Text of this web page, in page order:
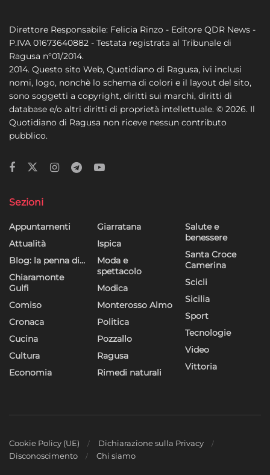
Direttore Responsabile: Felicia Rinzo - Editore QDR News -
P.IVA 01673640882 - Testata registrata al Tribunale di
Ragusa n°01/2014.
2014. Questo sito Web, Quotidiano di Ragusa, ivi inclusi
nomi, logo, nonchè lo schema di colori e il layout del sito,
sono soggetti a copyright, diritti sui marchi, diritti di
database e/o altri diritti di proprietà intellettuale. © 2026. Il
Quotidiano di Ragusa non riceve nessun contributo
pubblico.
Sezioni
Appuntamenti
Attualità
Blog: la penna di…
Chiaramonte
Gulfi
Comiso
Cronaca
Cucina
Cultura
Economia
Giarratana
Ispica
Moda e
spettacolo
Modica
Monterosso Almo
Politica
Pozzallo
Ragusa
Rimedi naturali
Salute e
benessere
Santa Croce
Camerina
Scicli
Sicilia
Sport
Tecnologie
Video
Vittoria
Cookie Policy (UE)
Dichiarazione sulla Privacy
Disconoscimento
Chi siamo